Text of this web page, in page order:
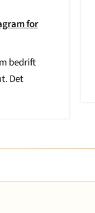
for
bedrift
Det